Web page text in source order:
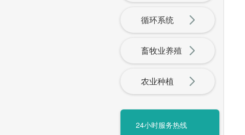
循环系统
畜牧业养殖
农业种植
24小时服务热线